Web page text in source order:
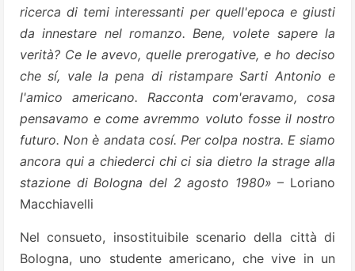
ricerca di temi interessanti per quell'epoca e giusti
da innestare nel romanzo. Bene, volete sapere la
verità? Ce le avevo, quelle prerogative, e ho deciso
che sí, vale la pena di ristampare Sarti Antonio e
l'amico americano. Racconta com'eravamo, cosa
pensavamo e come avremmo voluto fosse il nostro
futuro. Non è andata cosí. Per colpa nostra. E siamo
ancora qui a chiederci chi ci sia dietro la strage alla
stazione di Bologna del 2 agosto 1980» – Loriano
Macchiavelli
Nel consueto, insostituibile scenario della città di
Bologna, uno studente americano, che vive in un